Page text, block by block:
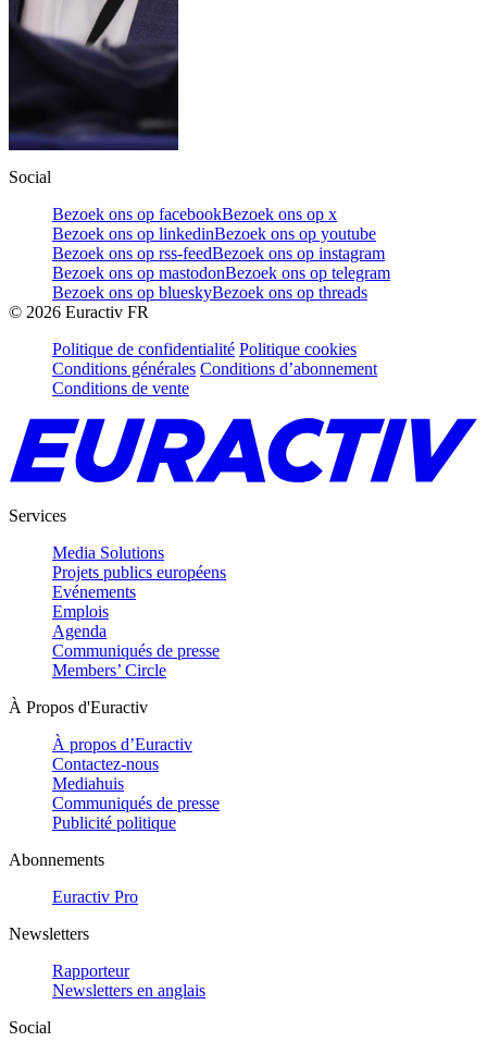
Social
Bezoek ons op facebookBezoek ons op x
Bezoek ons op linkedinBezoek ons op youtube
Bezoek ons op rss-feedBezoek ons op instagram
Bezoek ons op mastodonBezoek ons op telegram
Bezoek ons op blueskyBezoek ons op threads
© 2026 Euractiv FR
Politique de confidentialité Politique cookies
Conditions générales Conditions d’abonnement
Conditions de vente
Services
Media Solutions
Projets publics européens
Evénements
Emplois
Agenda
Communiqués de presse
Members’ Circle
À Propos d'Euractiv
À propos d’Euractiv
Contactez-nous
Mediahuis
Communiqués de presse
Publicité politique
Abonnements
Euractiv Pro
Newsletters
Rapporteur
Newsletters en anglais
Social